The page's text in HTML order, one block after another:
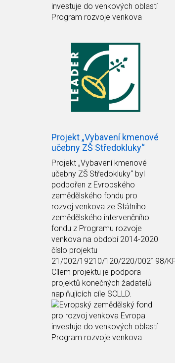
Projekt „Vybavení kmenové
učebny ZŠ Středokluky“
Projekt „Vybavení kmenové
učebny ZŠ Středokluky“ byl
podpořen z Evropského
zemědělského fondu pro
rozvoj venkova ze Státního
zemědělského intervenčního
fondu z Programu rozvoje
venkova na období 2014-2020
číslo projektu
21/002/19210/120/220/002198/
Cílem projektu je podpora
projektů konečných žadatelů
naplňujících cíle SCLLD.